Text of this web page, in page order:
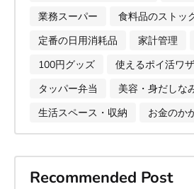
業務スーパー
食料品のストッ
定番の日用消耗品
家計管理
100円グッズ
使えるポイ活ワザ
タッパー弁当
美容・身だしな
生活スペース・収納
お金のか
Recommended Post